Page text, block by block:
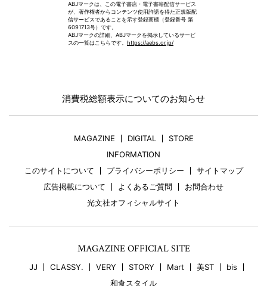
ABJマークは、この電子書店・電子書籍配信サービス
が、著作権者からコンテンツ使用許諾を得た正規版配
信サービスであることを示す登録商標（登録番号 第
6091713号）です。
ABJマークの詳細、ABJマークを掲示しているサービ
スの一覧はこちらです。 https://aebs.or.jp/
消費税総額表示についてのお知らせ
MAGAZINE DIGITAL
STORE
INFORMATION
このサイトについて
プライバシーポリシー
サイトマップ
広告掲載について
よくあるご質問
お問合わせ
光文社オフィシャルサイト
MAGAZINE OFFICIAL SITE
JJ CLASSY. VERY STORY Mart 美ST
bis
和食スタイル